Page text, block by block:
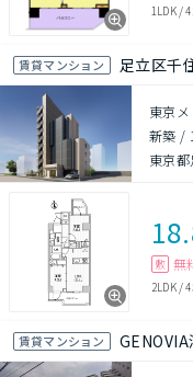
1LDK/
賃貸マンション 足立区千
東京
新築 /
東京
敷 無
2LDK/
賃貸マンション